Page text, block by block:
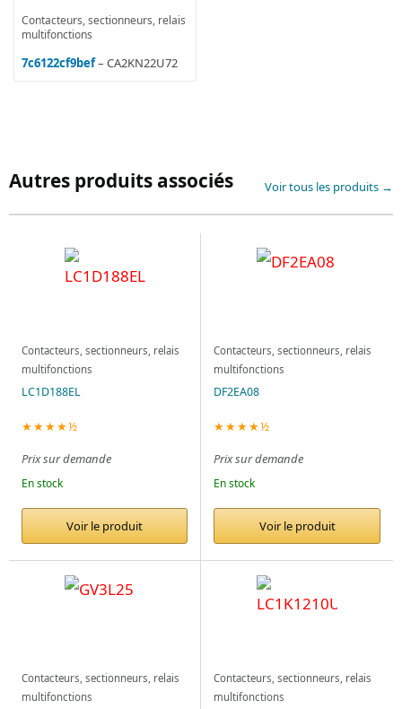
Contacteurs, sectionneurs, relais
multifonctions
7c6122cf9bef– CA2KN22U72
Autres produits associés Voir tous les produits →
Contacteurs, sectionneurs, relais
multifonctions
LC1D188EL
★★★★½
Prix sur demande
En stock
Voir le produit
Contacteurs, sectionneurs, relais
multifonctions
DF2EA08
★★★★½
Prix sur demande
En stock
Voir le produit
Contacteurs, sectionneurs, relais
multifonctions
Contacteurs, sectionneurs, relais
multifonctions